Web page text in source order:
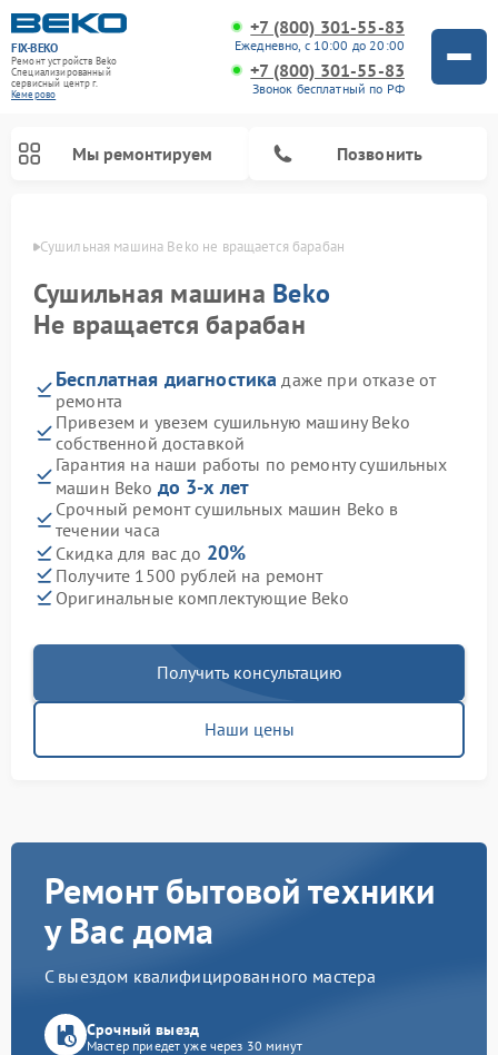
FIX-BEKO
Ремонт устройств Beko
Специализированный
cервисный центр г.
Кемерово
+7 (800) 301-55-83
Ежедневно, с 10:00 до 20:00
+7 (800) 301-55-83
Звонок бесплатный по РФ
Мы ремонтируем Позвонить
Сушильная машина Beko не вращается барабан
Сушильная машина Beko
Не вращается барабан
Бесплатная диагностика даже при отказе от
ремонта
Привезем и увезем сушильную машину Beko
собственной доставкой
Гарантия на наши работы по ремонту сушильных
машин Beko до 3-х лет
Срочный ремонт сушильных машин Beko в
течении часа
Скидка для вас до 20%
Получите 1500 рублей на ремонт
Оригинальные комплектующие Beko
Получить консультацию
Наши цены
Ремонт бытовой техники
у Вас дома
С выездом квалифицированного мастера
Срочный выезд
Мастер приедет уже через 30 минут